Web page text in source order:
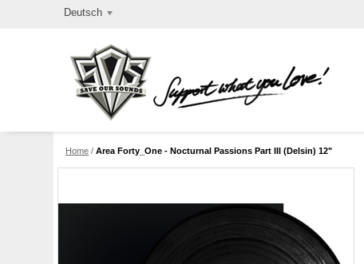
Deutsch
Home /Area Forty_One - Nocturnal Passions Part III (Delsin) 12"